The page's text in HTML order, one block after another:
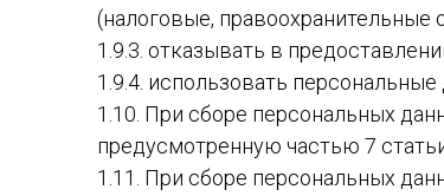
(налоговые, правоохранительные
1.9.3. отказывать в
1.9.4. использовать
1.10. При сборе персональных
предусмотренную частью 7
1.11. При сборе персональных